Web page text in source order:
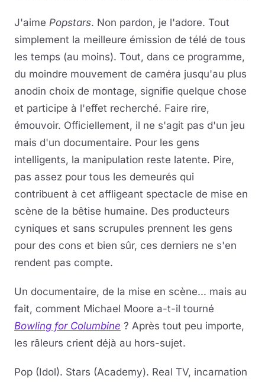
J'aime Popstars. Non pardon, je l'adore. Tout
simplement la meilleure émission de télé de tous
les temps (au moins). Tout, dans ce programme,
du moindre mouvement de caméra jusqu'au plus
anodin choix de montage, signifie quelque chose
et participe à l'effet recherché. Faire rire,
émouvoir. Officiellement, il ne s'agit pas d'un jeu
mais d'un documentaire. Pour les gens
intelligents, la manipulation reste latente. Pire,
pas assez pour tous les demeurés qui
contribuent à cet affligeant spectacle de mise en
scène de la bêtise humaine. Des producteurs
cyniques et sans scrupules prennent les gens
pour des cons et bien sûr, ces derniers ne s'en
rendent pas compte.
Un documentaire, de la mise en scène... mais au
fait, comment Michael Moore a-t-il tourné
Bowling for Columbine ? Après tout peu importe,
les râleurs crient déjà au hors-sujet.
Pop (Idol). Stars (Academy). Real TV, incarnation